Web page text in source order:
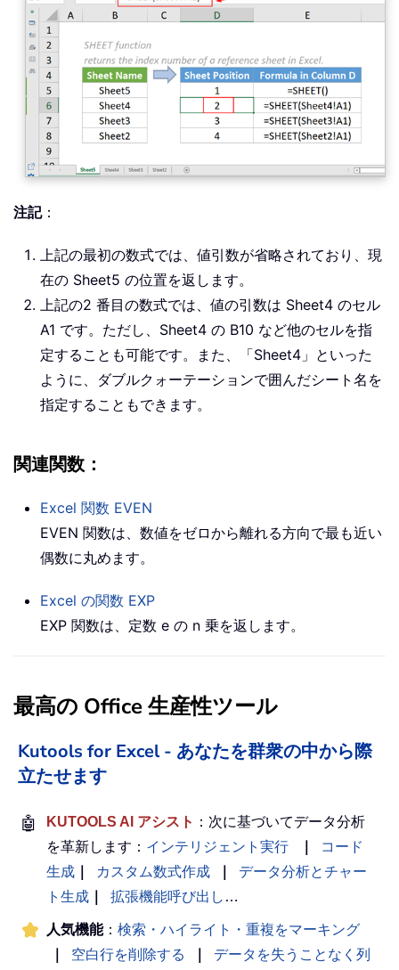
注記：
上記の最初の数式では、値引数が省略されており、現
在の Sheet5 の位置を返します。
上記の2 番目の数式では、値の引数は Sheet4 のセル
A1 です。ただし、Sheet4 の B10 など他のセルを指
定することも可能です。また、「Sheet4」といった
ように、ダブルクォーテーションで囲んだシート名を
指定することもできます。
関連関数：
Excel 関数 EVEN
EVEN 関数は、数値をゼロから離れる方向で最も近い
偶数に丸めます。
Excel の関数 EXP
EXP 関数は、定数 e の n 乗を返します。
最高の Office 生産性ツール
Kutools for Excel - あなたを群衆の中から際
立たせます
🤖 KUTOOLS AI アシスト ：次に基づいてデータ分析
を革新します： インテリジェント実行
コード
生成
カスタム数式作成
データ分析とチャー
ト生成
拡張機能呼び出し …
人気機能： 検索・ハイライト・重複をマーキング
空白行を削除する
データを失うことなく列